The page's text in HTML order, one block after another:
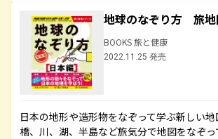
地球のなぞり方 旅
BOOKS 旅と健康
2022.11.25 発売
日本の地形や造形物をなぞって学ぶ新しい
橋、川、湖、半島など旅気分で地図をなぞっ